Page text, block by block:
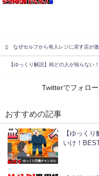
なぜセルフから有人レジに戻す店が
【ゆっくり解説】殆どの人が知らない
Twitterでフォロー
おすすめの記事
ゆっくり労働チャンネル
【ゆっく
いけ！